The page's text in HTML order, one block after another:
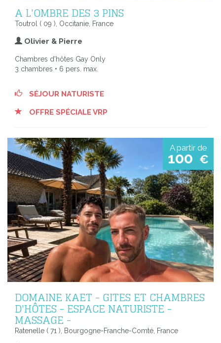
A L'OMBRE DES 3 PINS
Toutrol ( 09 ), Occitanie, France
Olivier & Pierre
Chambres d'hôtes Gay Only
3 chambres • 6 pers. max.
SÉJOUR NATURISTE
OFFRE SPÉCIALE VRP
A partir de
100 €
DOMAINE KAET - GITES ET CHAMBRES
D'HÔTES - ESPACE NATURISTE -
MASSAGE -
Ratenelle ( 71 ), Bourgogne-Franche-Comté, France